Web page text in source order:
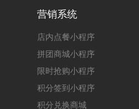
营销系统
店内点餐小程序
拼团商城小程序
限时抢购小程序
积分签到小程序
积分兑换商城